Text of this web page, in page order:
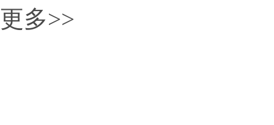
更多>>